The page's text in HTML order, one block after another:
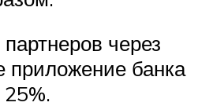
через
приложение банка